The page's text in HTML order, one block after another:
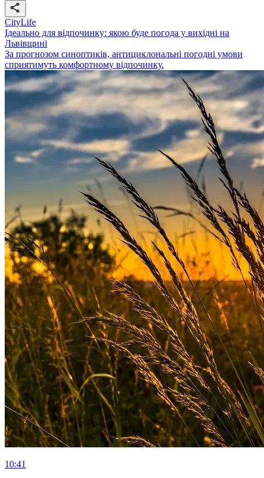
CityLife
Ідеально для відпочинку: якою буде погода у вихідні на
Львівщині
За прогнозом синоптиків, антициклональні погодні умови
сприятимуть комфортному відпочинку.
10:41